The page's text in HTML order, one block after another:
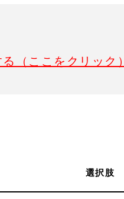
（ここをクリック）
選択肢